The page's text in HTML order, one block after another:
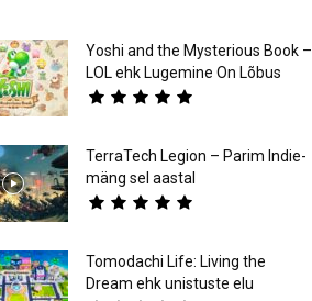
Yoshi and the Mysterious Book –
LOL ehk Lugemine On Lõbus
TerraTech Legion – Parim Indie-
mäng sel aastal
Tomodachi Life: Living the
Dream ehk unistuste elu